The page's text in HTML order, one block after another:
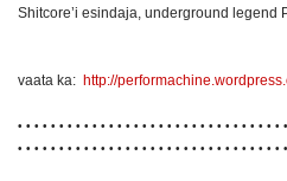
Shitcore’i esindaja, underground legend
vaata ka: http://
• • • • • • • • • • • • • • • • • • • • • • • • • • • • • • • •
• • • • • • • • • • • • • • • • • • • • • • • • • • • • • • • • •